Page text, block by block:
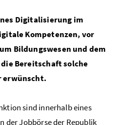
Digitalisierung im
Kompetenzen, vor
Bildungswesen und dem
Bereitschaft solche
erwünscht.
sind innerhalb eines
der Jobbörse der Republik